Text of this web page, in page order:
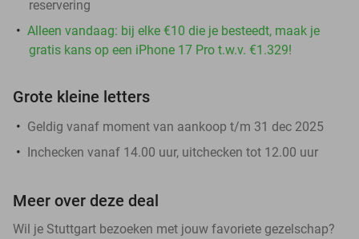
reservering
Alleen vandaag: bij elke €10 die je besteedt, maak je
gratis kans op een iPhone 17 Pro t.w.v. €1.329!
Grote kleine letters
Geldig vanaf moment van aankoop t/m 31 dec 2025
Inchecken vanaf 14.00 uur, uitchecken tot 12.00 uur
Meer over deze deal
Wil je Stuttgart bezoeken met jouw favoriete gezelschap?